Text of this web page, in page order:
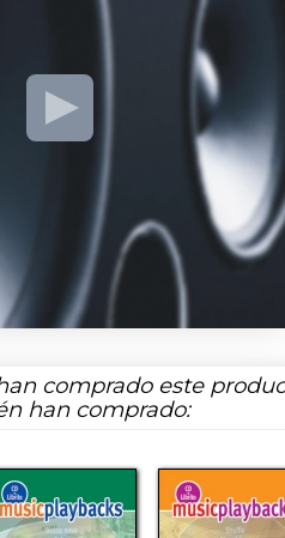
comprado este
han comprado: